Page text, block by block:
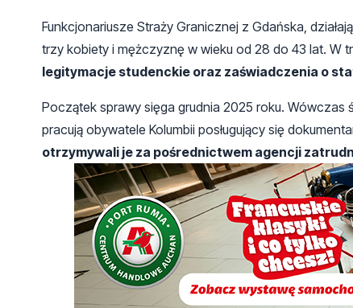
Funkcjonariusze Straży Granicznej z Gdańska,
trzy kobiety i mężczyznę w wieku od 28 do 43 lat. W
legitymacje studenckie oraz zaświadczenia o
Początek sprawy sięga grudnia 2025 roku.
pracują obywatele Kolumbii posługujący się
otrzymywali je za pośrednictwem agencji